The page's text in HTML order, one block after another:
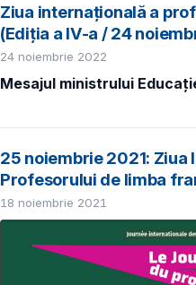
Ziua internațională a
(Ediția a IV-a / 24
24 noiembrie 2022
Mesajul ministrului
25 noiembrie 2021: Ziua
Profesorului de limba
18 noiembrie 2021